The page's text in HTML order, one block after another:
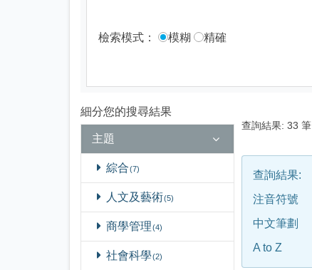
檢索模式： 模糊 精確
細分您的搜尋結果
主題
綜合 7
人文及藝術 5
商學管理 4
社會科學 2
查詢結果: 33 筆
查詢結果:
注音符號
中文筆劃
A to Z